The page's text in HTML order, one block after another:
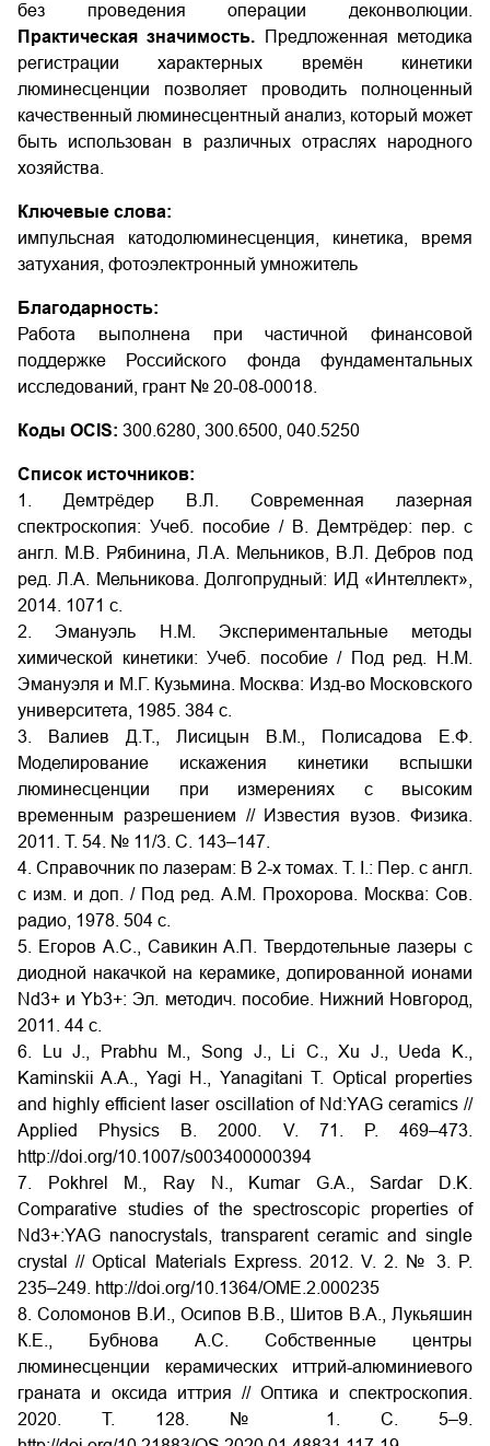
без проведения операции деконволюции.
Практическая значимость. Предложенная методика
регистрации характерных времён кинетики
люминесценции позволяет проводить полноценный
качественный люминесцентный анализ, который может
быть использован в различных отраслях народного
хозяйства.
Ключевые слова:
импульсная катодолюминесценция, кинетика, время
затухания, фотоэлектронный умножитель
Благодарность:
Работа выполнена при частичной финансовой
поддержке Российского фонда фундаментальных
исследований, грант № 20-08-00018.
Коды OCIS: 300.6280, 300.6500, 040.5250
Список источников:
1. Демтрёдер В.Л. Современная лазерная
спектроскопия: Учеб. пособие / В. Демтрёдер: пер. с
англ. М.В. Рябинина, Л.А. Мельников, В.Л. Дебров под
ред. Л.А. Мельникова. Долгопрудный: ИД «Интеллект»,
2014. 1071 с.
2. Эмануэль Н.М. Экспериментальные методы
химической кинетики: Учеб. пособие / Под ред. Н.М.
Эмануэля и М.Г. Кузьмина. Москва: Изд-во Московского
университета, 1985. 384 с.
3. Валиев Д.Т., Лисицын В.М., Полисадова Е.Ф.
Моделирование искажения кинетики вспышки
люминесценции при измерениях с высоким
временным разрешением // Известия вузов. Физика.
2011. Т. 54. № 11/3. С. 143–147.
4. Справочник по лазерам: В 2-х томах. Т. I.: Пер. с англ.
с изм. и доп. / Под ред. А.М. Прохорова. Москва: Сов.
радио, 1978. 504 с.
5. Егоров А.С., Савикин А.П. Твердотельные лазеры с
диодной накачкой на керамике, допированной ионами
Nd3+ и Yb3+: Эл. методич. пособие. Нижний Новгород,
2011. 44 с.
6. Lu J., Prabhu M., Song J., Li C., Xu J., Ueda K.,
Kaminskii A.A., Yagi H., Yanagitani T. Optical properties
and highly efficient laser oscillation of Nd:YAG ceramics //
Applied Physics B. 2000. V. 71. P. 469–473.
http://doi.org/10.1007/s003400000394
7. Pokhrel M., Ray N., Kumar G.A., Sardar D.K.
Comparative studies of the spectroscopic properties of
Nd3+:YAG nanocrystals, transparent ceramic and single
crystal // Optical Materials Express. 2012. V. 2. № 3. P.
235–249. http://doi.org/10.1364/OME.2.000235
8. Соломонов В.И., Осипов В.В., Шитов В.А., Лукьяшин
К.Е., Бубнова А.С. Собственные центры
люминесценции керамических иттрий-алюминиевого
граната и оксида иттрия // Оптика и спектроскопия.
2020. Т. 128. № 1. С. 5–9.